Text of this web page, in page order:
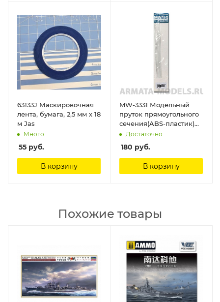
63133J Маскировочная
лента, бумага, 2,5 мм х 18
м Jas
Много
55 руб.
В корзину
MW-3331 Модельный
пруток прямоугольного
сечения(ABS-пластик)
4*2*250mm 4шт
ManWah
Достаточно
180 руб.
В корзину
Похожие товары